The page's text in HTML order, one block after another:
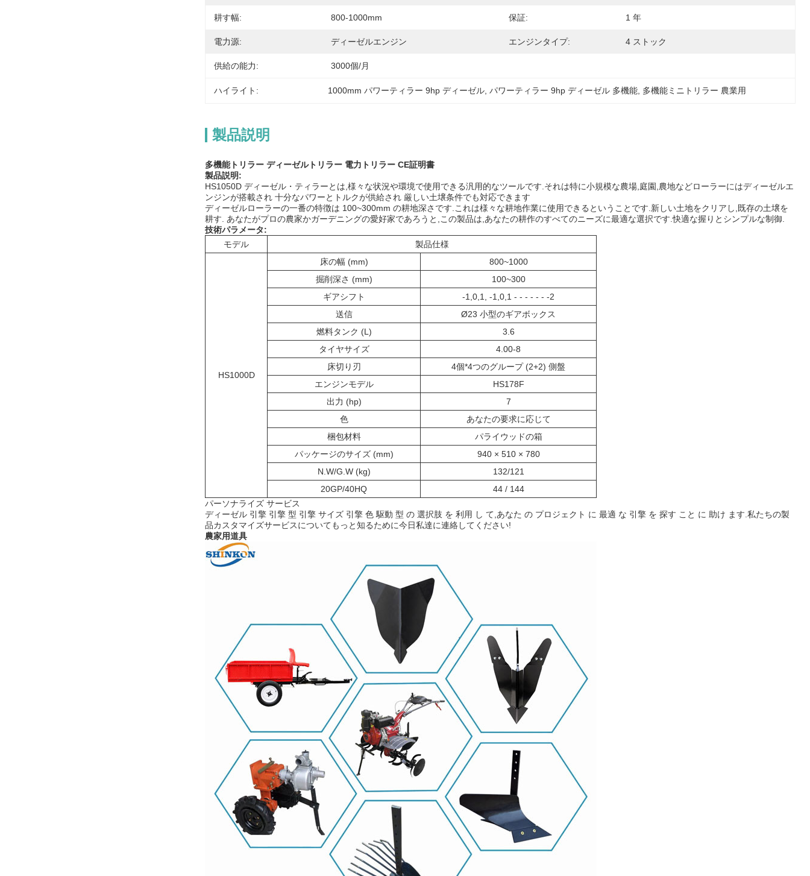
耕す幅: 800-1000mm 保証: 1 年
電力源: ディーゼルエンジン エンジンタイプ: 4 ストック
供給の能力: 3000個/月
ハイライト: 1000mm パワーティラー 9hp ディーゼル , パワーティラー 9hp ディーゼル 多機能 多機能ミニトリラー 農業用
製品説明
多機能トリラー ディーゼルトリラー 電力トリラー CE証明書
製品説明:
HS1050D ディーゼル・ティラーとは,様々な状況や環境で使用できる汎用的なツールです.それは特に小規模な農場,庭園,農地などローラーにはディーゼルエ
ンジンが搭載され 十分なパワーとトルクが供給され 厳しい土壌条件でも対応できます
ディーゼルローラーの一番の特徴は 100~300mm の耕地深さです.これは様々な耕地作業に使用できるということです.新しい土地をクリアし,既存の土壌を
耕す. あなたがプロの農家かガーデニングの愛好家であろうと,この製品は,あなたの耕作のすべてのニーズに最適な選択です.快適な握りとシンプルな制御.
技術パラメータ:
モデル
製品仕様
HS1000D
床の幅 (mm)
800~1000
掘削深さ (mm)
100~300
ギアシフト
-1,0,1, -1,0,1 - - - - - - -2
送信
Ø23 小型のギアボックス
燃料タンク (L)
3.6
タイヤサイズ
4.00-8
床切り刃
4個*4つのグループ (2+2) 側盤
エンジンモデル
HS178F
出力 (hp)
7
色
あなたの要求に応じて
梱包材料
パライウッドの箱
パッケージのサイズ (mm)
940 × 510 × 780
N.W/G.W (kg)
132/121
20GP/40HQ
44 / 144
パーソナライズ サービス
ディーゼル 引擎 引擎 型 引擎 サイズ 引擎 色 駆動 型 の 選択肢 を 利用 し て,あなた の プロジェクト に 最適 な 引擎 を 探す こと に 助け ます.私たちの製
品カスタマイズサービスについてもっと知るために今日私達に連絡してください!
農家用道具